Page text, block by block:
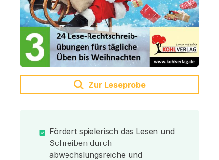
Zur Leseprobe
Fördert spielerisch das Lesen und
Schreiben durch
abwechslungsreiche und